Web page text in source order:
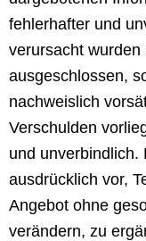
fehlerhafter und
verursacht
ausgeschlossen,
nachweislich
Verschulden
und unverbindlich.
ausdrücklich vor,
Angebot ohne
verändern, zu